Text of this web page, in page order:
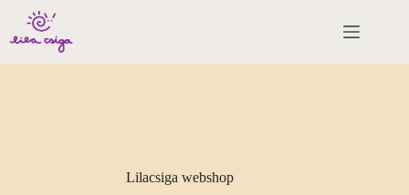
content
Lilacsiga webshop